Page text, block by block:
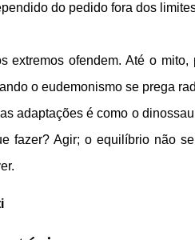
do pedido fora dos
extremos ofendem. Até o
o eudemonismo se prega
adaptações é como o
fazer? Agir; o equilíbrio não